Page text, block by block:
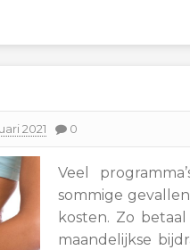
2021 0
Veel
sommige
kosten. Zo
maandelijkse